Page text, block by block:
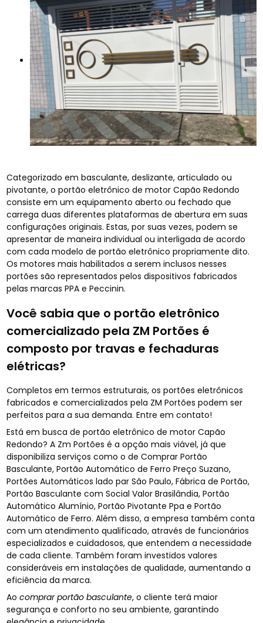
Categorizado em basculante, deslizante, articulado ou
pivotante, o portão eletrônico de motor Capão Redondo
consiste em um equipamento aberto ou fechado que
carrega duas diferentes plataformas de abertura em suas
configurações originais. Estas, por suas vezes, podem se
apresentar de maneira individual ou interligada de acordo
com cada modelo de portão eletrônico propriamente dito.
Os motores mais habilitados a serem inclusos nesses
portões são representados pelos dispositivos fabricados
pelas marcas PPA e Peccinin.
Você sabia que o portão eletrônico
comercializado pela ZM Portões é
composto por travas e fechaduras
elétricas?
Completos em termos estruturais, os portões eletrônicos
fabricados e comercializados pela ZM Portões podem ser
perfeitos para a sua demanda. Entre em contato!
Está em busca de portão eletrônico de motor Capão
Redondo? A Zm Portões é a opção mais viável, já que
disponibiliza serviços como o de Comprar Portão
Basculante, Portão Automático de Ferro Preço Suzano,
Portões Automáticos lado par São Paulo, Fábrica de Portão,
Portão Basculante com Social Valor Brasilândia, Portão
Automático Alumínio, Portão Pivotante Ppa e Portão
Automático de Ferro. Além disso, a empresa também conta
com um atendimento qualificado, através de funcionários
especializados e cuidadosos, que entendem a necessidade
de cada cliente. Também foram investidos valores
consideráveis em instalações de qualidade, aumentando a
eficiência da marca.
Aocomprar portão basculante, o cliente terá maior
segurança e conforto no seu ambiente, garantindo